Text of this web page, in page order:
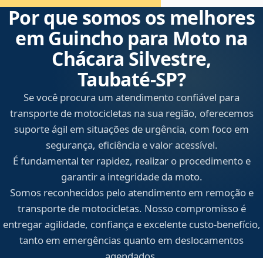
Por que somos os melhores
em Guincho para Moto na
Chácara Silvestre,
Taubaté‑SP?
Se você procura um atendimento confiável para
transporte de motocicletas na sua região, oferecemos
suporte ágil em situações de urgência, com foco em
segurança, eficiência e valor acessível.
É fundamental ter rapidez, realizar o procedimento e
garantir a integridade da moto.
Somos reconhecidos pelo atendimento em remoção e
transporte de motocicletas. Nosso compromisso é
entregar agilidade, confiança e excelente custo-benefício,
tanto em emergências quanto em deslocamentos